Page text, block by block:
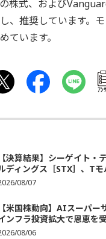
株式、および
、推奨しています。
ています。
ｱﾝ
【決算結果】シーゲイト・
ディングス［STX］、T
08/07
【米国株動向】AIスーパ
ンフラ投資拡大で恩恵を
08/06